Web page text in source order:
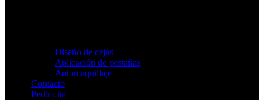
Diseño de cejas
Aplicación de pestañas
Automaquillaje
Contacto
Pedir cita